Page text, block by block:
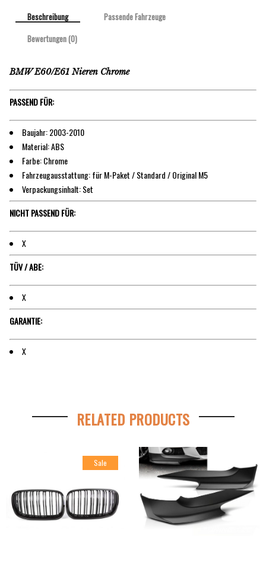
Beschreibung
Passende Fahrzeuge
Bewertungen (0)
BMW E60/E61 Nieren Chrome
PASSEND FÜR:
Baujahr: 2003-2010
Material: ABS
Farbe: Chrome
Fahrzeugausstattung: für M-Paket / Standard / Original M5
Verpackungsinhalt: Set
NICHT PASSEND FÜR:
X
TÜV / ABE:
X
GARANTIE:
X
RELATED PRODUCTS
Sale